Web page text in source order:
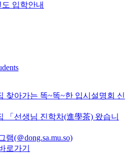
도 입학안내
찾아가는 똑~똑~한 입시설명회 신
「선생님 진학차(進學茶) 왔습니
(＠dong.sa.mu.so)
로가기